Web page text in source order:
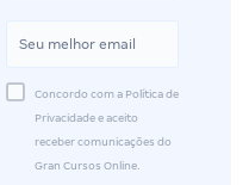
Concordo com a Política de
Privacidade e aceito
receber comunicações do
Gran Cursos Online.